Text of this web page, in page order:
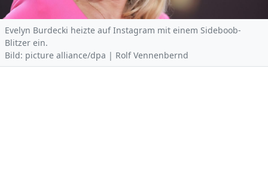
Evelyn Burdecki heizte auf Instagram mit einem Sideboob-
Blitzer ein.
Bild: picture alliance/dpa | Rolf Vennenbernd